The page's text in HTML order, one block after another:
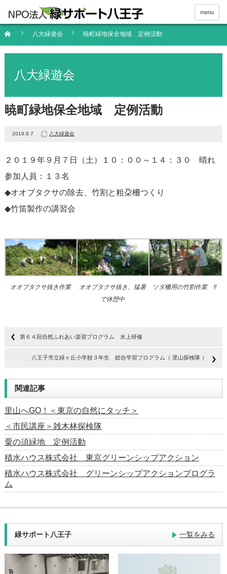
menu
八大緑遊会 暁町緑地保全地域 定例活動
八大緑遊会
暁町緑地保全地域 定例活動
2019.9.7 八大緑遊会
２０１９年９月７日（土）１０：００～１４：３０ 晴れ
参加人員：１３名
◆オオブタクサの除去、竹割と粗朶柵つくり
◆竹笛製作の講習会
オオブタクサ抜き作業
オオブタクサ抜き、猛暑
で休憩中
ソダ柵用の竹割作業 !!
第６４回自然ふれあい楽習プログラム 水上研修
八王子市立緑ヶ丘小学校３年生 総合学習プログラム（ 里山探検隊 ）
関連記事
里山へGO！＜東京の自然にタッチ＞
＜市民講座＞雑木林探検隊
粟の須緑地 定例活動
積水ハウス株式会社 東京グリーンシップアクション
積水ハウス株式会社 グリーンシップアクションプログラ
ム
緑サポート八王子 一覧をみる